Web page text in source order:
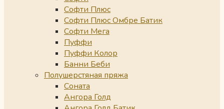
Софти Плюс
Софти Плюс Омбре Батик
Софти Мега
Пуффи
Пуффи Колор
Банни Беби
Полушерстяная пряжа
Соната
Ангора Голд